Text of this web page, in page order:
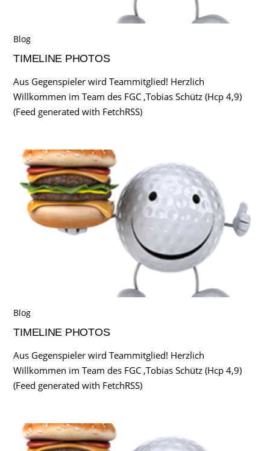
Blog
TIMELINE PHOTOS
Aus Gegenspieler wird Teammitglied! Herzlich
Willkommen im Team des FGC ,Tobias Schütz (Hcp 4,9)
(Feed generated with FetchRSS)
Blog
TIMELINE PHOTOS
Aus Gegenspieler wird Teammitglied! Herzlich
Willkommen im Team des FGC ,Tobias Schütz (Hcp 4,9)
(Feed generated with FetchRSS)